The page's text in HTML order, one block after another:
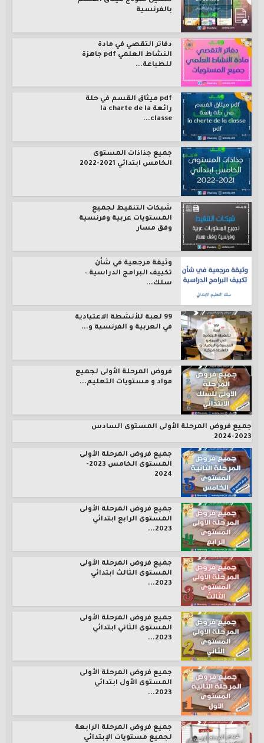
بالفرنسية
دفاتر التقصي في مادة
النشاط العلمي pdf جاهزة
للطباعة...
pdf ميثاق القسم في حلة
رائعة la charte de la
classe...
جميع جذاذات المستوى
الخامس ابتدائي 2021-2022
شبكات التنقيط لجميع
المستويات عربية وفرنسية
وفق مسار
وثيقة مرجعية في شأن
تكييف البرامج الدراسية –
سلك...
99 لعبة للأنشطة الاعتيادية
في العربية و الفرنسية و...
فروض المرحلة الأولى لجميع
مواد و مستويات التعليم...
جميع فروض المرحلة الأولى المستوى السادس
2023-2024
جميع فروض المرحلة الأولى
المستوى الخامس 2023-
2024
جميع فروض المرحلة الأولى
المستوى الرابع ابتدائي
2023...
جميع فروض المرحلة الأولى
المستوى الثالث ابتدائي
2023...
جميع فروض المرحلة الأولى
المستوى الثاني ابتدائي
2023...
جميع فروض المرحلة الأولى
المستوى الأول ابتدائي
2023...
جميع فروض المرحلة الرابعة
لجميع مستويات الإبتدائي